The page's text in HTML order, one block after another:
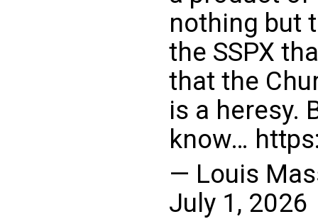
nothing but
the SSPX
that the
is a heresy.
know…
— Louis
July 1, 2026